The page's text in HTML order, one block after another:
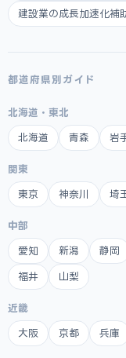
建設業の成長加速化補
都道府県別ガイド
北海道・東北
北海道 青森 岩
関東
東京 神奈川 埼
中部
愛知 新潟 静岡
福井 山梨
近畿
大阪 京都 兵庫